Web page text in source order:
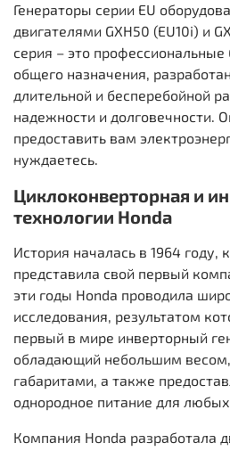
Генераторы серии EU
двигателями GXH50 (EU10i) и
серия – это
общего назначения,
длительной и бесперебойной
надежности и долговечности.
предоставить вам
нуждаетесь.
Циклоконверторная и
технологии Honda
История началась в 1964 году,
представила свой первый
эти годы Honda проводила
исследования, результатом
первый в мире инверторный
обладающий небольшим
габаритами, а также
однородное питание для
Компания Honda разработала